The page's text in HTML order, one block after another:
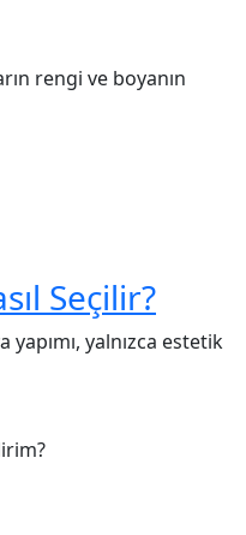
rengi ve boyanın
Seçilir?
yalnızca estetik